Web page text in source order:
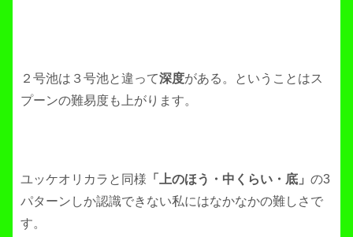
２号池は３号池と違って深度がある。ということはス
プーンの難易度も上がります。
ユッケオリカラと同様 「上のほう・中くらい・底」 の3
パターンしか認識できない私にはなかなかの難しさで
す。